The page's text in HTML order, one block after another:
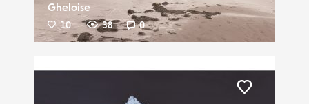
Gheloise
10 38 0